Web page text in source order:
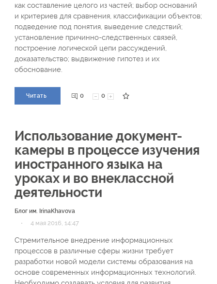
как составление целого из частей; выбор оснований
и критериев для сравнения, классификации объектов;
подведение под понятия, выведение следствий;
установление причинно-следственных связей,
построение логической цепи рассуждений,
доказательство; выдвижение гипотез и их
обоснование.
Читать 0 0
Использование документ-
камеры в процессе изучения
иностранного языка на
уроках и во внеклассной
деятельности
Блог им. IrinaKhavova
· 4 мая 2016, 14:47
Стремительное внедрение информационных
процессов в различные сферы жизни требует
разработки новой модели системы образования на
основе современных информационных технологий.